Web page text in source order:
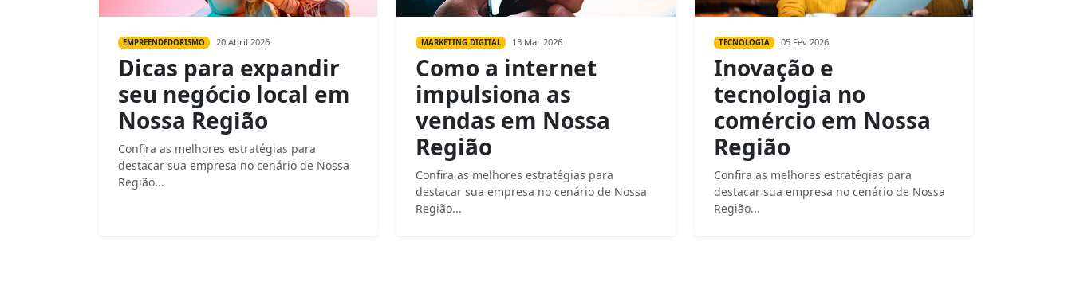
EMPREENDEDORISMO 20 Abril 2026
Dicas para expandir
seu negócio local em
Nossa Região
Confira as melhores estratégias para
destacar sua empresa no cenário de Nossa
Região...
MARKETING DIGITAL 13 Mar 2026
Como a internet
impulsiona as
vendas em Nossa
Região
Confira as melhores estratégias para
destacar sua empresa no cenário de Nossa
Região...
TECNOLOGIA 05 Fev 2026
Inovação e
tecnologia no
comércio em Nossa
Região
Confira as melhores estratégias para
destacar sua empresa no cenário de Nossa
Região...